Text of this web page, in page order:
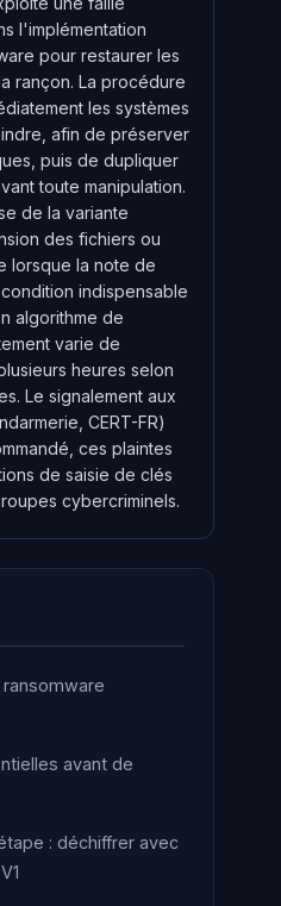
l'implémentation
pour restaurer les
rançon. La procédure
les systèmes
afin de préserver
puis de dupliquer
toute manipulation.
de la variante
des fichiers ou
lorsque la note de
indispensable
algorithme de
varie de
heures selon
Le signalement aux
CERT-FR)
ces plaintes
de saisie de clés
cybercriminels.
avant de
: déchiffrer avec